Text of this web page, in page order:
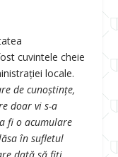
cuvintele cheie
locale.
de cunoștințe,
doar vi s-a
fi o acumulare
în sufletul